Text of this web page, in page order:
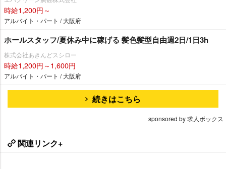
時給1,200円～
アルバイト・パート / 大阪府
ホールスタッフ/夏休み中に稼げる 髪色髪型自由週2日/1日3h
株式会社あきんどスシロー
時給1,200円～1,600円
アルバイト・パート / 大阪府
続きはこちら
sponsored by 求人ボックス
関連リンク+